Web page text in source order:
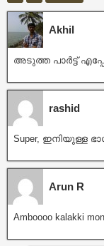
Akhil
അടുത്ത പാർട്ട്
rashid
Super, ഇനിയുള്ള
Arun R
Amboooo kalakki